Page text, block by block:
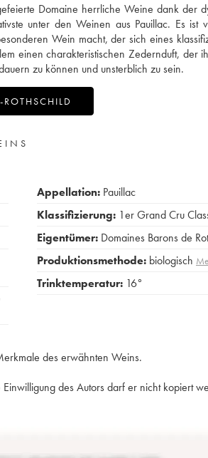
Domaine herrliche Weine dank der
unter den Weinen aus Pauillac. Es ist
Wein macht, der sich eines
einen charakteristischen Zedernduft, der
zu können und unsterblich zu sein.
Appellation: Pauillac
Klassifizierung: 1er Grand Cru
Eigentümer: Domaines Barons de
Produktionsmethode: biologisch
Trinktemperatur: 16°
des erwähnten Weins.
des Autors darf er nicht kopiert